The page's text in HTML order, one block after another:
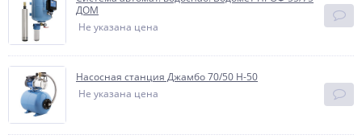
ДОМ
Не указана цена
Насосная станция Джамбо 70/50 Н-50
Не указана цена